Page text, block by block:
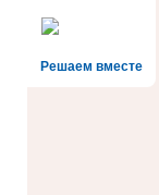
Решаем вместе